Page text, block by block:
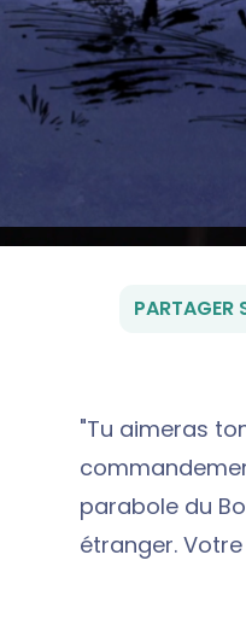
PARTAGER
"Tu aimeras
parabole du
étranger.